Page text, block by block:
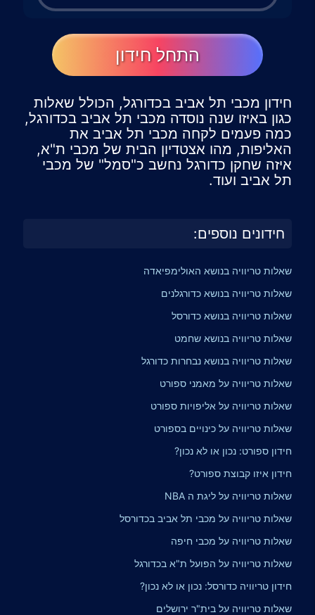
התחל חידון
חידון מכבי תל אביב בכדורגל, הכולל שאלות
כגון באיזו שנה נוסדה מכבי תל אביב בכדורגל,
כמה פעמים לקחה מכבי תל אביב את
האליפות, מהו אצטדיון הבית של מכבי ת"א,
איזה שחקן כדורגל נחשב כ"סמל" של מכבי
תל אביב ועוד.
חידונים נוספים:
שאלות טריוויה בנושא האולימפיאדה
שאלות טריוויה בנושא כדורגלנים
שאלות טריוויה בנושא כדורסל
שאלות טריוויה בנושא שחמט
שאלות טריוויה בנושא נבחרות כדורגל
שאלות טריוויה על מאמני ספורט
שאלות טריוויה על אליפויות ספורט
שאלות טריוויה על כינויים בספורט
חידון ספורט: נכון או לא נכון?
חידון איזו קבוצת ספורט?
שאלות טריוויה על ליגת ה NBA
שאלות טריוויה על מכבי תל אביב בכדורסל
שאלות טריוויה על מכבי חיפה
שאלות טריוויה על הפועל ת"א בכדורגל
חידון טריוויה כדורסל: נכון או לא נכון?
שאלות טריוויה על בית"ר ירושלים